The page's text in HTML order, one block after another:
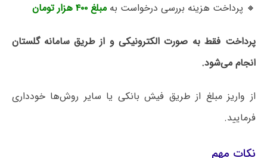
🔸 پرداخت هزینه بررسی درخواست بهمبلغ ۴۰۰ هزار تومان
پرداخت فقط به صورت الکترونیکی و از طریق سامانه گلستان
انجام می‌شود.
از واریز مبلغ از طریق فیش بانکی یا سایر روش‌ها خودداری
فرمایید.
نکات مهم